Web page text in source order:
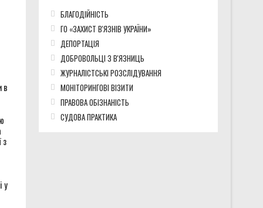
в
з
у
БЛАГОДІЙНІСТЬ
ГО «ЗАХИСТ В'ЯЗНІВ УКРАЇНИ»
ДЕПОРТАЦІЯ
ДОБРОВОЛЬЦІ З В'ЯЗНИЦЬ
ЖУРНАЛІСТСЬКІ РОЗСЛІДУВАННЯ
МОНІТОРИНГОВІ ВІЗИТИ
ПРАВОВА ОБІЗНАНІСТЬ
СУДОВА ПРАКТИКА